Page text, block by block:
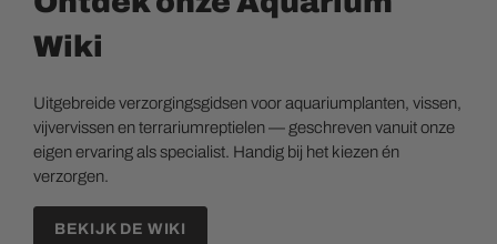
Wiki
Uitgebreide verzorgingsgidsen voor aquariumplanten, vissen,
vijvervissen en terrariumreptielen — geschreven vanuit onze
eigen ervaring als specialist. Handig bij het kiezen én
verzorgen.
BEKIJK DE WIKI